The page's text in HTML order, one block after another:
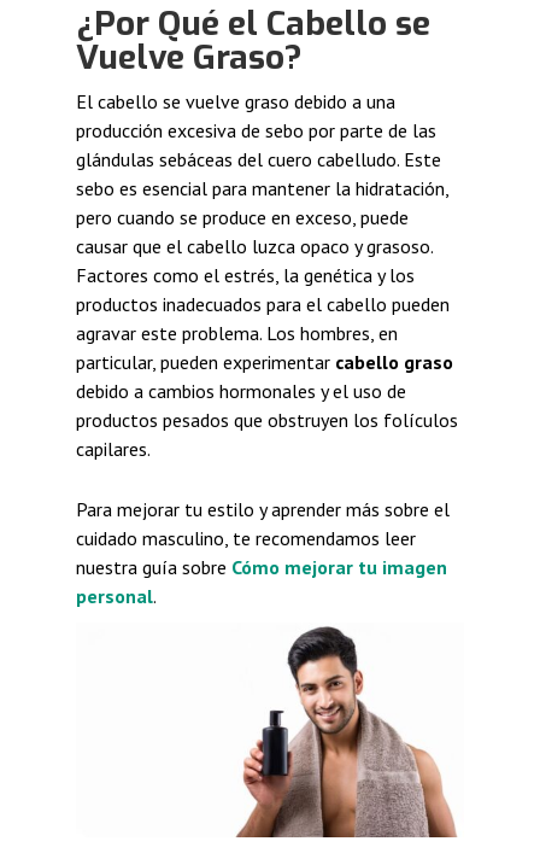
¿Por Qué el Cabello se
Vuelve Graso?
El cabello se vuelve graso debido a una
producción excesiva de sebo por parte de las
glándulas sebáceas del cuero cabelludo. Este
sebo es esencial para mantener la hidratación,
pero cuando se produce en exceso, puede
causar que el cabello luzca opaco y grasoso.
Factores como el estrés, la genética y los
productos inadecuados para el cabello pueden
agravar este problema. Los hombres, en
particular, pueden experimentar cabello graso
debido a cambios hormonales y el uso de
productos pesados que obstruyen los folículos
capilares.
Para mejorar tu estilo y aprender más sobre el
cuidado masculino, te recomendamos leer
nuestra guía sobre Cómo mejorar tu imagen
personal.